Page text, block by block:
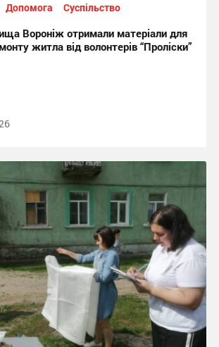
Допомога Суспільство
Вороніж отримали матеріали для
житла від волонтерів “Проліски”